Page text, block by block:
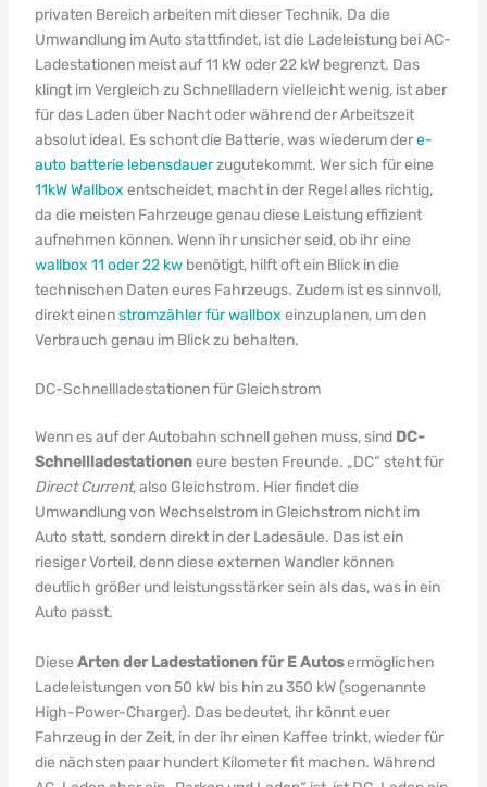
privaten Bereich arbeiten mit dieser Technik. Da die
Umwandlung im Auto stattfindet, ist die Ladeleistung bei AC-
Ladestationen meist auf 11 kW oder 22 kW begrenzt. Das
klingt im Vergleich zu Schnellladern vielleicht wenig, ist aber
für das Laden über Nacht oder während der Arbeitszeit
absolut ideal. Es schont die Batterie, was wiederum dere-
auto batterie lebensdauerzugutekommt. Wer sich für eine
11kW Wallbox entscheidet, macht in der Regel alles richtig,
da die meisten Fahrzeuge genau diese Leistung effizient
aufnehmen können. Wenn ihr unsicher seid, ob ihr eine
wallbox 11 oder 22 kwbenötigt, hilft oft ein Blick in die
technischen Daten eures Fahrzeugs. Zudem ist es sinnvoll,
direkt einenstromzähler für wallbox einzuplanen, um den
Verbrauch genau im Blick zu behalten.
DC-Schnellladestationen für Gleichstrom
Wenn es auf der Autobahn schnell gehen muss, sind DC-
Schnellladestationeneure besten Freunde. „DC“ steht für
Direct Current, also Gleichstrom. Hier findet die
Umwandlung von Wechselstrom in Gleichstrom nicht im
Auto statt, sondern direkt in der Ladesäule. Das ist ein
riesiger Vorteil, denn diese externen Wandler können
deutlich größer und leistungsstärker sein als das, was in ein
Auto passt.
Diese Arten der Ladestationen für E Autosermöglichen
Ladeleistungen von 50 kW bis hin zu 350 kW (sogenannte
High-Power-Charger). Das bedeutet, ihr könnt euer
Fahrzeug in der Zeit, in der ihr einen Kaffee trinkt, wieder für
die nächsten paar hundert Kilometer fit machen. Während